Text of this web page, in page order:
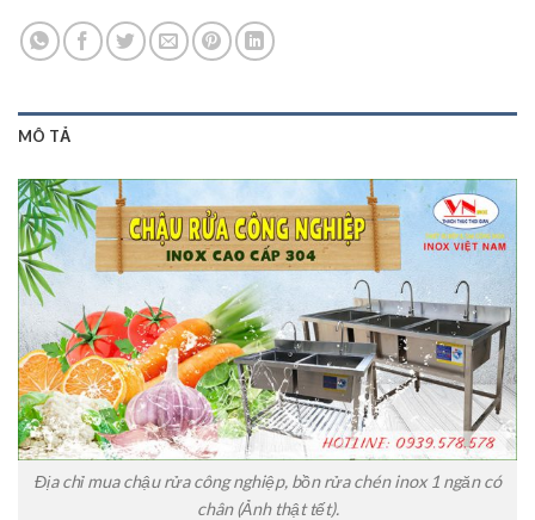
MÔ TẢ
Địa chỉ mua chậu rửa công nghiệp, bồn rửa chén inox 1 ngăn có
chân (Ảnh thật tết).